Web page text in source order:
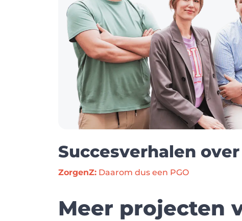
Succesverhalen
ZorgenZ: Daarom dus een PGO
Meer projecten